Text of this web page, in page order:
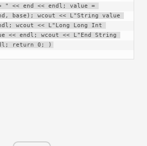
" << end << endl; value =
base); wcout << L"String value
wcout << L"Long Long Int
<< endl; wcout << L"End String
return 0; )